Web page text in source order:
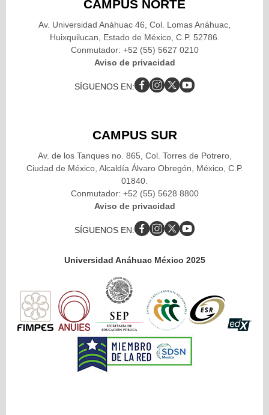
CAMPUS NORTE
Av. Universidad Anáhuac 46, Col. Lomas Anáhuac,
Huixquilucan, Estado de México, C.P. 52786.
Conmutador: +52 (55) 5627 0210
Aviso de privacidad
SÍGUENOS EN:
CAMPUS SUR
Av. de los Tanques no. 865, Col. Torres de Potrero,
Ciudad de México, Alcaldía Álvaro Obregón, México, C.P.
01840.
Conmutador: +52 (55) 5628 8800
Aviso de privacidad
SÍGUENOS EN:
Universidad Anáhuac México 2025